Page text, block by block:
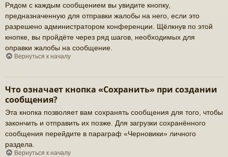
Рядом с каждым сообщением вы увидите кнопку,
предназначенную для отправки жалобы на него, если это
разрешено администратором конференции. Щёлкнув по этой
кнопке, вы пройдёте через ряд шагов, необходимых для
оправки жалобы на сообщение.
Вернуться к началу
Что означает кнопка «Сохранить» при создании
сообщения?
Эта кнопка позволяет вам сохранять сообщения для того, чтобы
закончить и отправить их позже. Для загрузки сохранённого
сообщения перейдите в параграф «Черновики» личного
раздела.
Вернуться к началу